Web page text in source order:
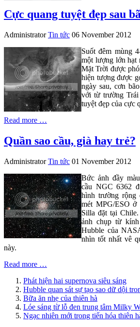
Cực quang tuyệt đẹp sau
Administrator Tin tức 06 November 2012
Suốt đêm mùng
một lượng lớn hạt
Mặt Trời được
hiện tượng được
ngày sau, cơn
với từ trường
tuyệt đẹp của cực
Read more …
Quần sao cầu, già hay trẻ?
Administrator Tin tức 01 November 2012
Bức ảnh đầy
cầu NGC 6362
hình trường rộng
mét MPG/ESO ở
Silla đặt tại
ảnh chụp từ
Hubble của
nhìn tốt nhất vê
này.
Read more …
Phát hiện hai supernova siêu sáng
Hubble quan sát sự tạo sao dữ dội
Bữa ăn nhẹ của thiên hà
Lóe sáng từ lỗ đen trung tâm Milky
Ngạc nhiên mới trong tiến hóa thiên